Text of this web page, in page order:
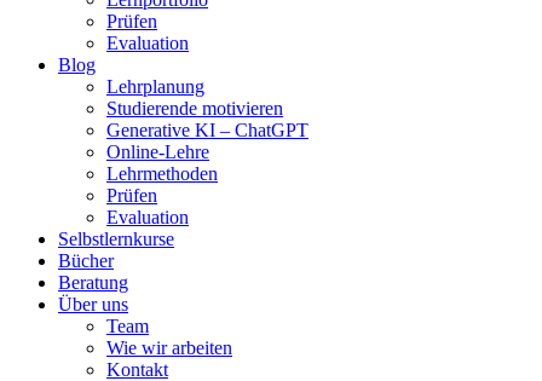
Prüfen
Evaluation
Blog
Lehrplanung
Studierende motivieren
Generative KI – ChatGPT
Online-Lehre
Lehrmethoden
Prüfen
Evaluation
Selbstlernkurse
Bücher
Beratung
Über uns
Team
Wie wir arbeiten
Kontakt